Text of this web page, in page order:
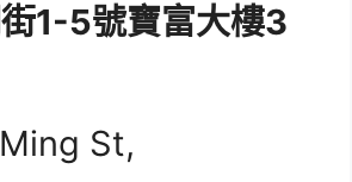
1-5號寶富大樓3
St,